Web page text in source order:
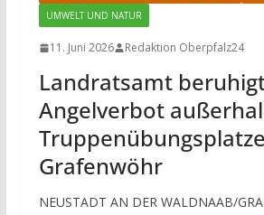
UMWELT UND NATUR
11. Juni 2026 Redaktion Oberpfalz24
Landratsamt
Angelverbot
Grafenwöhr
NEUSTADT AN DER WALDNAAB/